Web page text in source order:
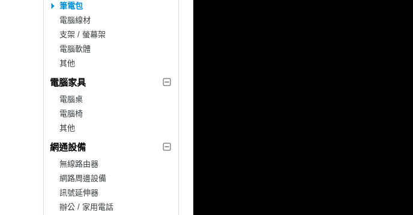
筆電包
電腦線材
支架 / 螢幕架
電腦軟體
其他
電腦家具
電腦桌
電腦椅
其他
網通設備
無線路由器
網路周邊設備
訊號延伸器
辦公 / 家用電話